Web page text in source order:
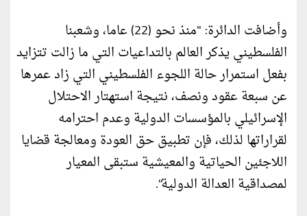
وأضافت الدائرة: "منذ نحو (22) عاما، وشعبنا
الفلسطيني يذكر العالم بالتداعيات التي ما زالت تتزايد
بفعل استمرار حالة اللجوء الفلسطيني التي زاد عمرها
عن سبعة عقود ونصف، نتيجة استهتار الاحتلال
الإسرائيلي بالمؤسسات الدولية وعدم احترامه
لقراراتها لذلك، فإن تطبيق حق العودة ومعالجة قضايا
اللاجئين الحياتية والمعيشية ستبقى المعيار
لمصداقية العدالة الدولية".